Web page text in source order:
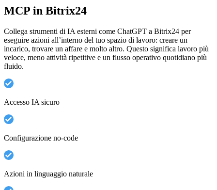
MCP in Bitrix24
Collega strumenti di IA esterni come ChatGPT a Bitrix24 per
eseguire azioni all’interno del tuo spazio di lavoro: creare un
incarico, trovare un affare e molto altro. Questo significa lavoro più
veloce, meno attività ripetitive e un flusso operativo quotidiano più
fluido.
Accesso IA sicuro
Configurazione no-code
Azioni in linguaggio naturale